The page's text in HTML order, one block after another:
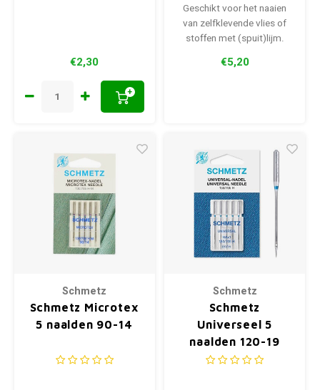
€2,30
+
Geschikt voor het naaien
van zelfklevende vlies of
stoffen met (spuit)lijm.
€5,20
Schmetz
Schmetz Microtex
5 naalden 90-14
Schmetz
Schmetz
Universeel 5
naalden 120-19